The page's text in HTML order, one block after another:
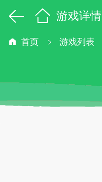
游戏详情
首页 游戏列表